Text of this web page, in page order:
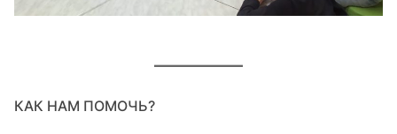
КАК НАМ ПОМОЧЬ?